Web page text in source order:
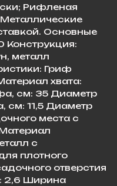
Рифленая
Металлические
Основные
Конструкция:
металл
Гриф
хвата:
см: 35 Диаметр
см: 11,5 Диаметр
места с
с
плотного
отверстия
2,6 Ширина